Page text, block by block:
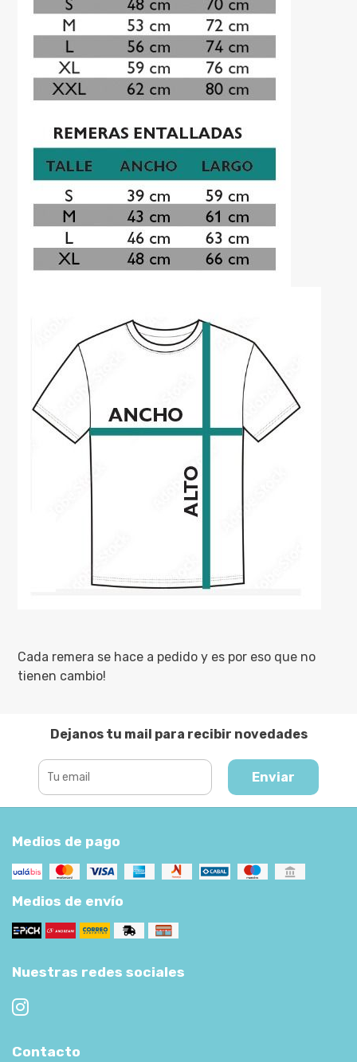
Cada remera se hace a pedido y es por eso que no
tienen cambio!
Dejanos tu mail para recibir novedades
Enviar
Medios de pago
Medios de envío
Nuestras redes sociales
Contacto